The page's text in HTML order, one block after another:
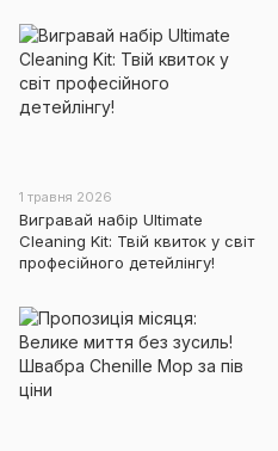
1 травня 2026
Вигравай набір Ultimate
Cleaning Kit: Твій квиток у світ
професійного детейлінгу!